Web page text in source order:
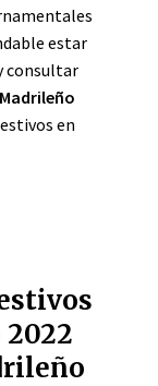
estar
consultar
en